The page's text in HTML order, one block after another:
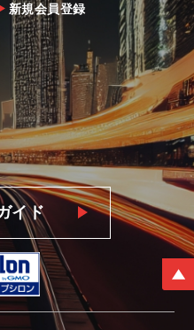
った場合は商品出荷
いします。
後の交換や返品は、
できません。
真等をお願いする場
協力をお願いしま
カーに瑕疵が認めら
初期不良・運送破損
会社へ状況報告・確
への交換対応の手配
代替品をご用意出来
新規会員登録
イド